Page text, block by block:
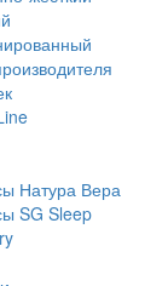
Натура Вера
SG Sleep